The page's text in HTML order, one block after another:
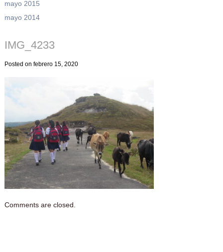
mayo 2015
mayo 2014
IMG_4233
Posted on febrero 15, 2020
Comments are closed.